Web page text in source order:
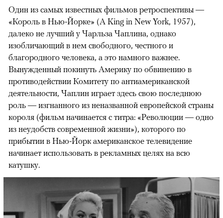
Один из самых известных фильмов ретроспективы —
«Король в Нью-Йорке» (A King in New York, 1957),
далеко не лучший у Чарльза Чаплина, однако
изобличающий в нем свободного, честного и
благородного человека, а это намного важнее.
Вынужденный покинуть Америку по обвинению в
противодействии Комитету по антиамериканской
деятельности, Чаплин играет здесь свою последнюю
роль — изгнанного из неназванной европейской страны
короля (фильм начинается с титра: «Революции — одно
из неудобств современной жизни»), которого по
прибытии в Нью-Йорк американское телевидение
начинает использовать в рекламных целях на всю
катушку.